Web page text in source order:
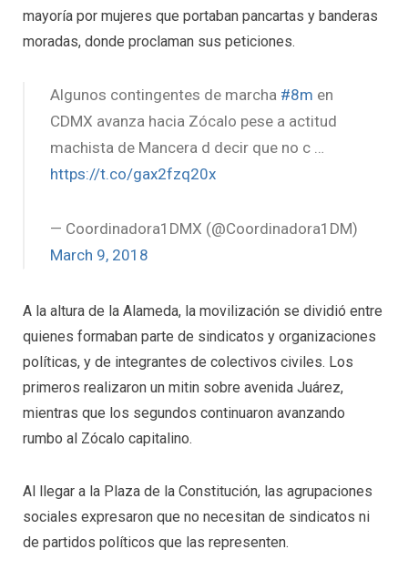
mayoría por mujeres que portaban pancartas y banderas
moradas, donde proclaman sus peticiones.
Algunos contingentes de marcha #8m en
CDMX avanza hacia Zócalo pese a actitud
machista de Mancera d decir que no c …
https://t.co/gax2fzq20x
— Coordinadora1DMX (@Coordinadora1DM)
March 9, 2018
A la altura de la Alameda, la movilización se dividió entre
quienes formaban parte de sindicatos y organizaciones
políticas, y de integrantes de colectivos civiles. Los
primeros realizaron un mitin sobre avenida Juárez,
mientras que los segundos continuaron avanzando
rumbo al Zócalo capitalino.
Al llegar a la Plaza de la Constitución, las agrupaciones
sociales expresaron que no necesitan de sindicatos ni
de partidos políticos que las representen.